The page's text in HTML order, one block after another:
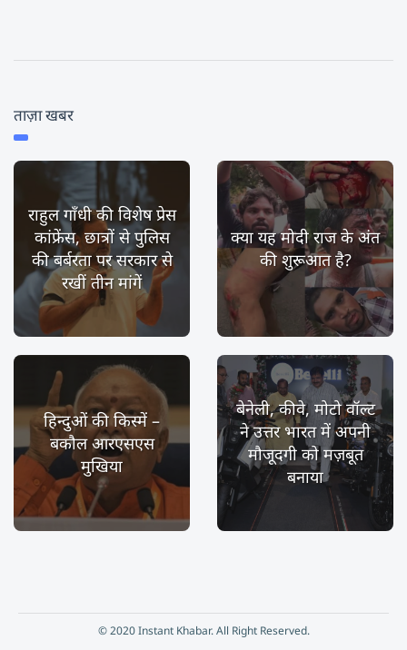
ताज़ा खबर
राहुल गाँधी की विशेष प्रेस
कांफ्रेंस, छात्रों से पुलिस
की बर्बरता पर सरकार से
रखीं तीन मांगें
क्या यह मोदी राज के अंत
की शुरूआत है?
हिन्दुओं की किस्में –
बकौल आरएसएस
मुखिया
बेनेली, कीवे, मोटो वॉल्ट
ने उत्तर भारत में अपनी
मौजूदगी को मज़बूत
बनाया
© 2020 Instant Khabar. All Right Reserved.